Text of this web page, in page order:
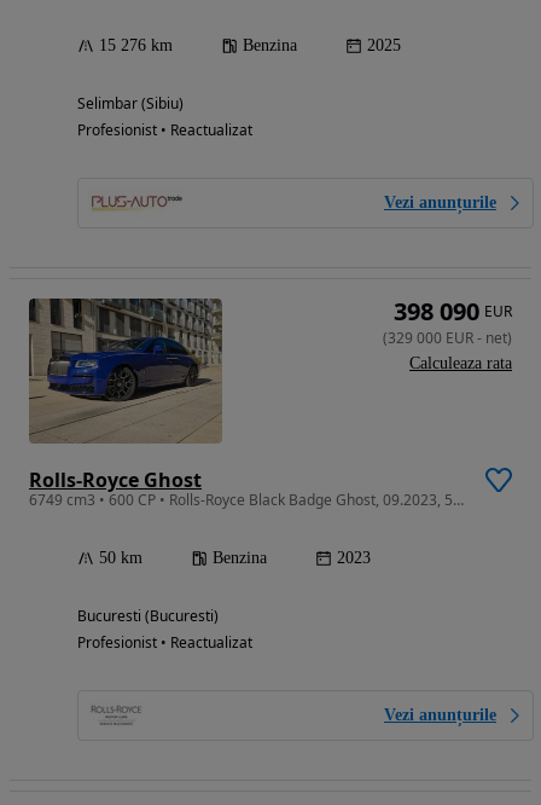
15 276 km Benzina 2025
Selimbar (Sibiu)
Profesionist • Reactualizat
Vezi anunțurile
Rolls-Royce Ghost
6749 cm3 • 600 CP • Rolls-Royce Black Badge Ghost, 09.2023, 50km,Reprezentanta Rolls-Royce
50 km Benzina 2023
Bucuresti (Bucuresti)
Profesionist • Reactualizat
Vezi anunțurile
398 090 EUR
(329 000 EUR- net)
Calculeaza rata